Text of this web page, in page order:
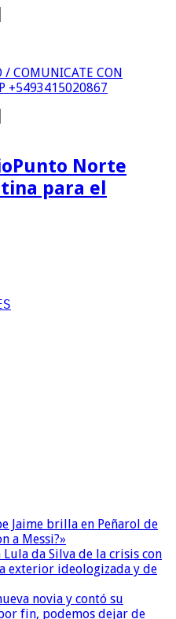
/ COMUNICATE CON
+5493415020867
Punto Norte
para el
Jaime brilla en Peñarol de
a Messi?»
da Silva de la crisis con
exterior ideologizada y de
novia y contó su
fin, podemos dejar de